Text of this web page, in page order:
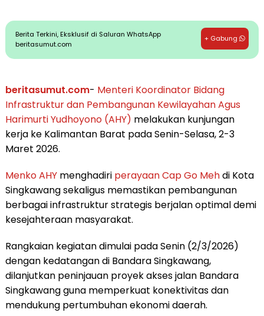
Berita Terkini, Eksklusif di Saluran WhatsApp
beritasumut.com
+ Gabung
beritasumut.com- Menteri Koordinator Bidang
Infrastruktur dan Pembangunan KewilayahanAgus
Harimurti Yudhoyono (AHY) melakukan kunjungan
kerja ke Kalimantan Barat pada Senin-Selasa, 2-3
Maret 2026.
Menko AHYmenghadiri perayaan Cap Go Mehdi Kota
Singkawang sekaligus memastikan pembangunan
berbagai infrastruktur strategis berjalan optimal demi
kesejahteraan masyarakat.
Rangkaian kegiatan dimulai pada Senin (2/3/2026)
dengan kedatangan di Bandara Singkawang,
dilanjutkan peninjauan proyek akses jalan Bandara
Singkawang guna memperkuat konektivitas dan
mendukung pertumbuhan ekonomi daerah.